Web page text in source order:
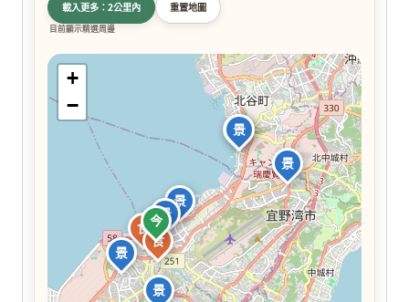
載入更多：2公里內 重置地圖
目前顯示精選周邊
今
景
景
景
景
景
景
景
食
食
+
−